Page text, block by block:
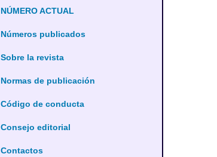
NÚMERO ACTUAL
Números publicados
Sobre la revista
Normas de publicación
Código de conducta
Consejo editorial
Contactos